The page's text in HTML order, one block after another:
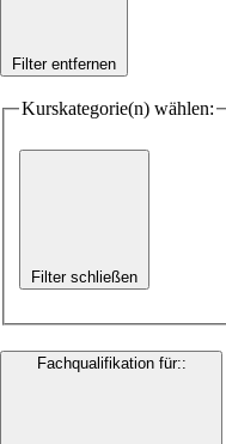
Filter entfernen
Kurskategorie(n) wählen:
Filter schließen
Fachqualifikation für::